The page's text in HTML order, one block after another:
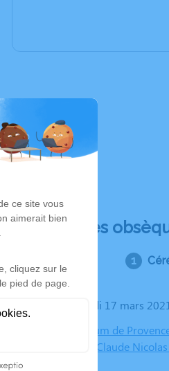
Déroulé des
Le mercredi 17 mars
Crématorium de
2370, Rue Claude